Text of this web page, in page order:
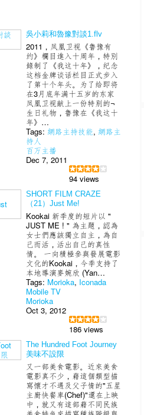
吳小莉和魯豫對談1.flv
2011，凤凰卫视《鲁豫有
约》欄目進入十周年，特別
錄制了《我这十年》，纪念
这档金牌谈话栏目正式步入
了第十个年头。为了给即将
在3月底年满十五岁的东家
凤凰卫视献上一份特别的¬
生日礼物，鲁豫在《我这十
年》…
Tags: 網路主持技能, 網路主
持人
百万主播
Dec 7, 2011
94 views
SHORT FILM CRAZE
（21）Just Me!
Kookai 新季度的短片以 "
JUST ME ! " 為主題，認為
女士們應該獨立自主，為自
己而活，活出自己的真性
情。 一向積極參與發展電影
文化的Kookai，今季支持了
本地導演麥婉欣 (Yan…
Tags: Morioka, Iconada
Mobile TV
Morioka
Oct 3, 2012
186 views
The Hundred Foot Journey
美味不設限
又一部美食電影。近來美食
電影真不少，藉這個類型描
寫懷才不遇及父子情的"五星
主廚快餐車(Chef)"還在上映
中，就又有這部藉不同民族